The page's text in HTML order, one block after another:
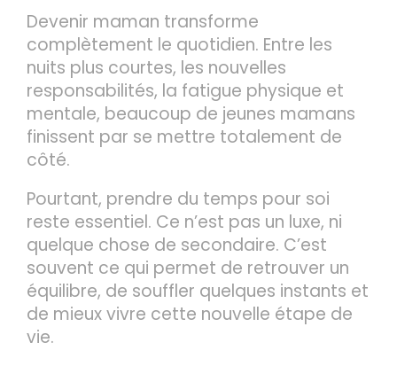
Devenir maman transforme
complètement le quotidien. Entre les
nuits plus courtes, les nouvelles
responsabilités, la fatigue physique et
mentale, beaucoup de jeunes mamans
finissent par se mettre totalement de
côté.
Pourtant, prendre du temps pour soi
reste essentiel. Ce n’est pas un luxe, ni
quelque chose de secondaire. C’est
souvent ce qui permet de retrouver un
équilibre, de souffler quelques instants et
de mieux vivre cette nouvelle étape de
vie.